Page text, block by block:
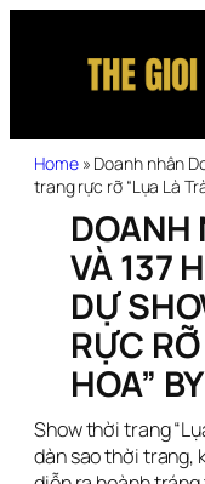
Home» Doanh nhân
trang rực rỡ “Lụa Là
DOANH
VÀ 137
DỰ
RỰC
HOA”
Show thời trang
dàn sao thời trang,